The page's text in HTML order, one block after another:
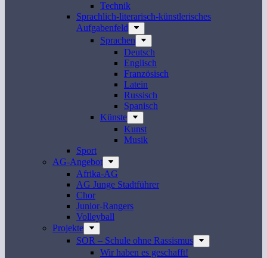
Technik
Sprachlich-literarisch-künstlerisches
Aufgabenfeld
Sprachen
Deutsch
Englisch
Französisch
Latein
Russisch
Spanisch
Künste
Kunst
Musik
Sport
AG-Angebot
Afrika-AG
AG Junge Stadtführer
Chor
Junior-Rangers
Volleyball
Projekte
SOR – Schule ohne Rassismus
Wir haben es geschafft!